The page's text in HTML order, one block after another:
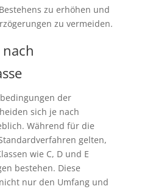
zu erhöhen und
zu vermeiden.
der
sich je nach
Während für die
gelten,
wie C, D und E
bestehen. Diese
nur den Umfang und